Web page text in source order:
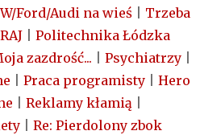
Ford/Audi na wieś
Trzeba
Politechnika Łódzka
zazdrość... Psychiatrzy
Praca programisty
Hero
Reklamy kłamią
Re: Pierdolony zbok